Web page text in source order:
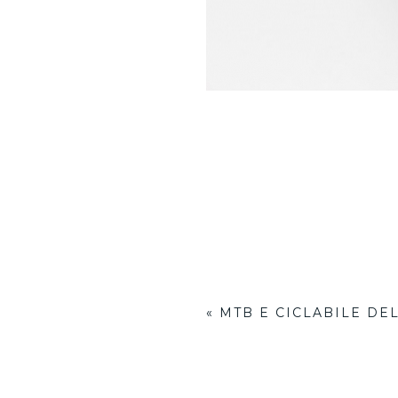
« MTB E CICLABILE